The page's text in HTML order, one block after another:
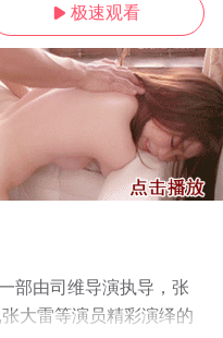
 极速观看
部由司维导演执导，张
大雷等演员精彩演绎的